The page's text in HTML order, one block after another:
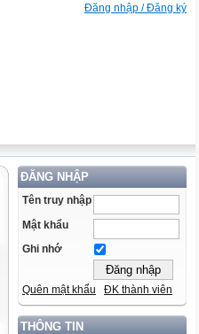
Đăng nhập / Đăng ký
ĐĂNG NHẬP
Tên truy nhập
Mật khẩu
Ghi nhớ
Quên mật khẩu ĐK thành viên
THÔNG TIN